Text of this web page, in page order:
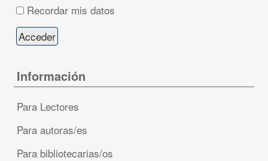
Recordar mis datos
Información
Para Lectores
Para autoras/es
Para bibliotecarias/os